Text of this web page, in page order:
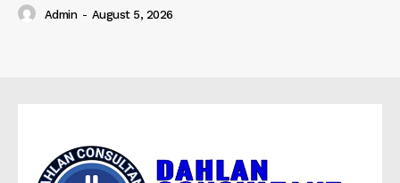
Admin - August 5, 2026